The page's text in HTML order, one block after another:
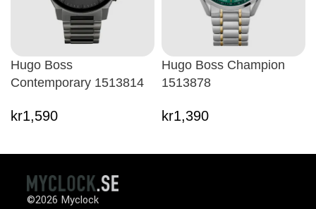
Hugo Boss
Contemporary 1513814
kr1,590
Hugo Boss Champion
1513878
kr1,390
©2026 Myclock